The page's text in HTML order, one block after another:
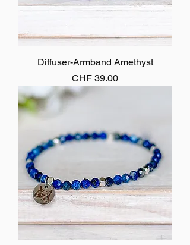
Diffuser-Armband Amethyst
Preis
CHF 39.00